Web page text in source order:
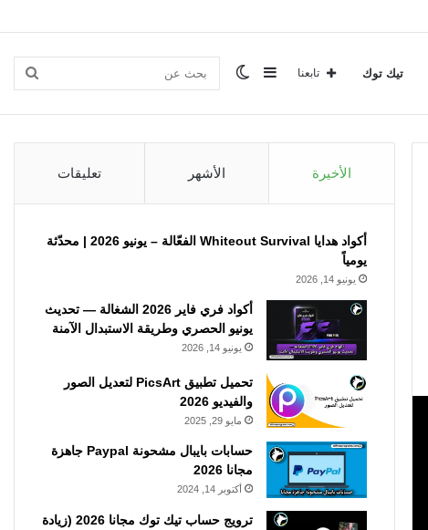
تيك توك بحث الوضعإضافة
جانبي
تابعنا
الأخيرة الأشهر تعليقات
أكواد هدايا Whiteout Survival الفعّالة – يونيو 2026 | محدّثة
يومياً
يونيو 14, 2026
أكواد فري فاير 2026 الشغالة — تحديث
يونيو الحصري وطريقة الاستبدال الآمنة
يونيو 14, 2026
تحميل تطبيق PicsArt لتعديل الصور
والفيديو 2026
مايو 29, 2025
حسابات بايبال مشحونة Paypal جاهزة
مجانا 2026
أكتوبر 14, 2024
ترويج حساب تيك توك مجانا 2026 (زيادة